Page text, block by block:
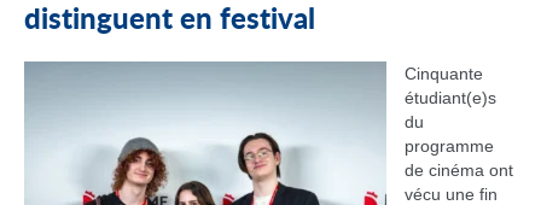
distinguent en festival
Cinquante
étudiant(e)s
du
programme
de cinéma ont
vécu une fin